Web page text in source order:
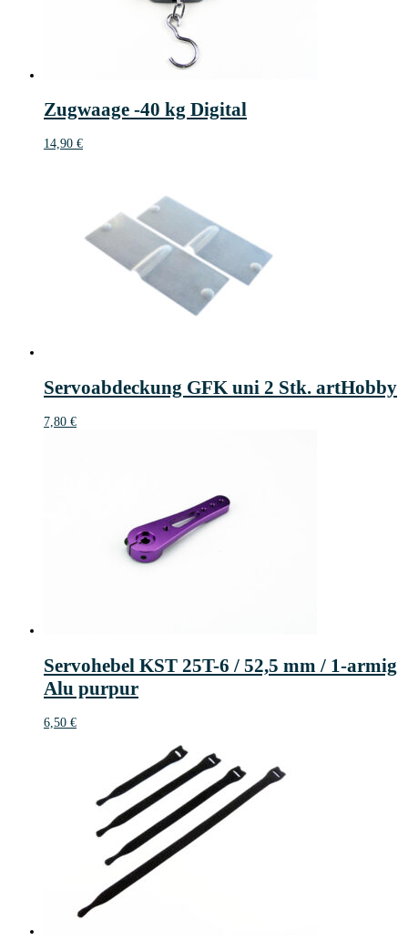
Zugwaage -40 kg Digital
14,90 €
Servoabdeckung GFK uni 2 Stk. artHobby
7,80 €
Servohebel KST 25T-6 / 52,5 mm / 1-armig
Alu purpur
6,50 €